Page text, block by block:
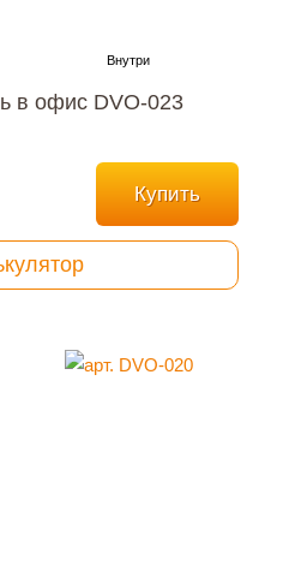
в офис DVO-023
Купить